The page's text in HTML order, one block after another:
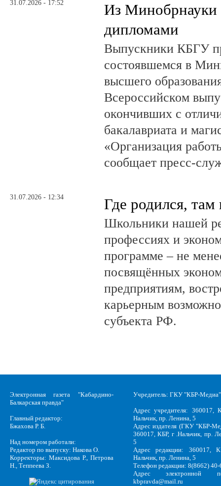
31.07.2026 - 17:52
Из Минобрнауки
дипломами
Выпускники КБГУ
состоявшемся в
высшего
Всероссийском
окончивших с
бакалавриата и
«Организация
сообщает пресс-
31.07.2026 - 12:34 Где родился, там
Школьники нашей
профессиях и
программе – не
посвящённых
предприятиям,
карьерным
субъекта РФ.
Электронная газета "Кабардино-
Балкарская правда"
Главный редактор:
Бжахова Р. Б.
Над номером работали:
Редактор по выпуску: Накова О.
Корректоры: Максидова Р., Петрова
Н., Теппеева З.
Учредитель: ГКУ "КБР-Медиа"
Адрес учредителя: 360017,
Нальчик, пр. Ленина, 5
Адрес издателя (ГКУ "КБР-
360017, КБР, г .Нальчик, пр.
5
Адрес редакции: 360017,
Нальчик, пр. Ленина, 5
Телефон редакции: 8(8662)
Адрес электронной
kbpravda@mail.ru